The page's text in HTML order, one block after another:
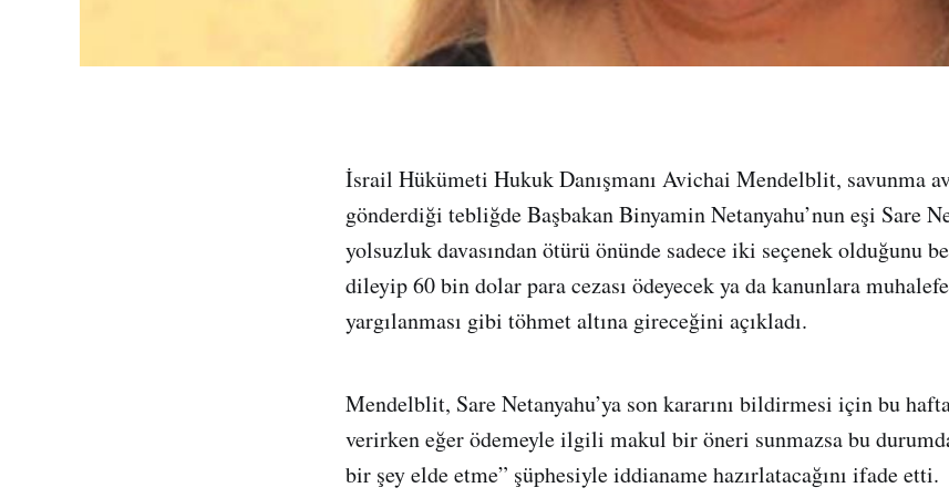
İsrail Hükümeti Hukuk Danışmanı Avichai Mendelblit, savunma
gönderdiği tebliğde Başbakan Binyamin Netanyahu’nun eşi Sare
yolsuzluk davasından ötürü önünde sadece iki seçenek olduğunu
dileyip 60 bin dolar para cezası ödeyecek ya da kanunlara
yargılanması gibi töhmet altına gireceğini açıkladı.
Mendelblit, Sare Netanyahu’ya son kararını bildirmesi için bu
verirken eğer ödemeyle ilgili makul bir öneri sunmazsa bu
bir şey elde etme” şüphesiyle iddianame hazırlatacağını ifade etti.